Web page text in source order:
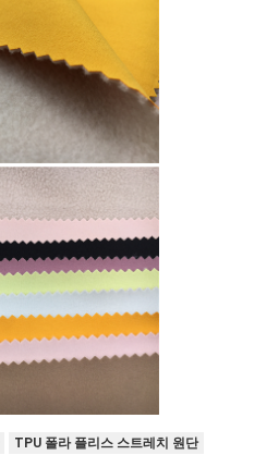
TPU 폴라 플리스 스트레치 원단